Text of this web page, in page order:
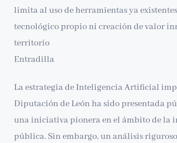
limita al uso de herramientas ya
tecnológico propio ni creación de valor
territorio
Entradilla
La estrategia de Inteligencia Artificial
Diputación de León ha sido presentada
una iniciativa pionera en el ámbito de la
pública. Sin embargo, un análisis